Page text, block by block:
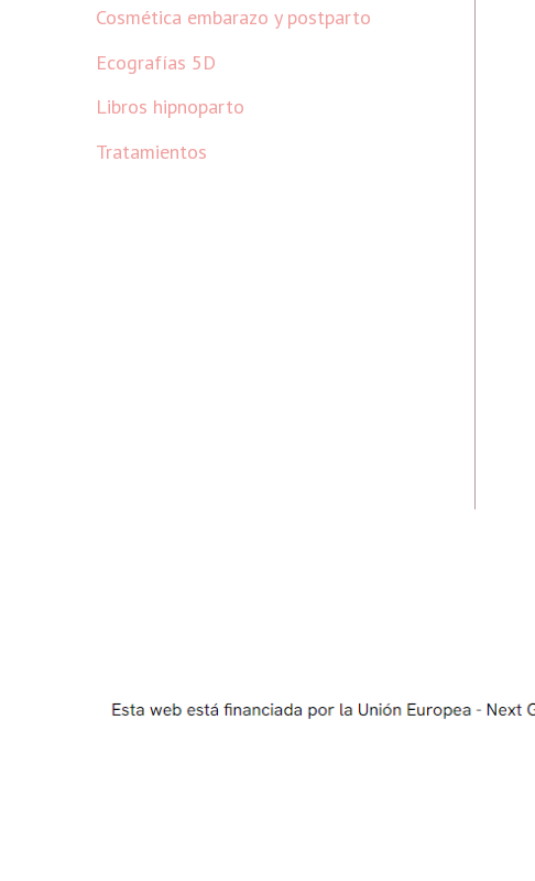
Cosmética embarazo y postparto
Ecografías 5D
Libros hipnoparto
Tratamientos